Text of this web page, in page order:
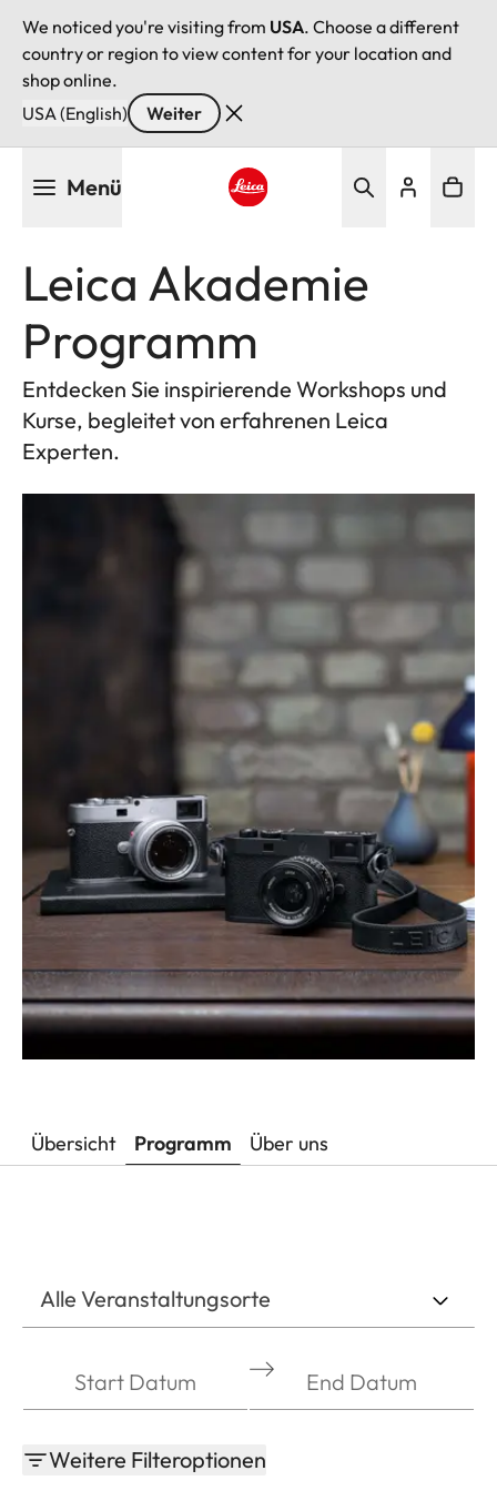
We noticed you're visiting from USA. Choose a different
country or region to view content for your location and
shop online.
USA (English)
Weiter
Menü
Leica Akademie
Programm
Entdecken Sie inspirierende Workshops und
Kurse, begleitet von erfahrenen Leica
Experten.
Übersicht Programm Über uns
Alle Veranstaltungsorte
andWeitere Filteroptionen